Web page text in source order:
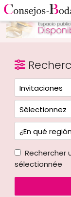
Rechercher
sélectionnée